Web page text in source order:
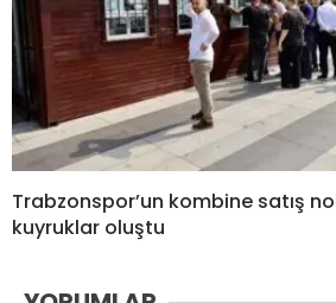
Trabzonspor’un kombine satış
kuyruklar oluştu